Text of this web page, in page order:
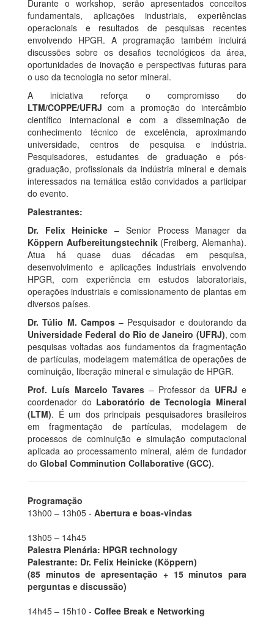
Durante o workshop, serão apresentados conceitos
fundamentais, aplicações industriais, experiências
operacionais e resultados de pesquisas recentes
envolvendo HPGR. A programação também incluirá
discussões sobre os desafios tecnológicos da área,
oportunidades de inovação e perspectivas futuras para
o uso da tecnologia no setor mineral.
A iniciativa reforça o compromisso do
LTM/COPPE/UFRJ com a promoção do intercâmbio
científico internacional e com a disseminação de
conhecimento técnico de excelência, aproximando
universidade, centros de pesquisa e indústria.
Pesquisadores, estudantes de graduação e pós-
graduação, profissionais da indústria mineral e demais
interessados na temática estão convidados a participar
do evento.
Palestrantes:
Dr. Felix Heinicke – Senior Process Manager da
Köppern Aufbereitungstechnik(Freiberg, Alemanha).
Atua há quase duas décadas em pesquisa,
desenvolvimento e aplicações industriais envolvendo
HPGR, com experiência em estudos laboratoriais,
operações industriais e comissionamento de plantas em
diversos países.
Dr. Túlio M. Campos– Pesquisador e doutorando da
Universidade Federal do Rio de Janeiro (UFRJ), com
pesquisas voltadas aos fundamentos da fragmentação
de partículas, modelagem matemática de operações de
cominuição, liberação mineral e simulação de HPGR.
Prof. Luís Marcelo Tavares – Professor da UFRJ e
coordenador do Laboratório de Tecnologia Mineral
(LTM). É um dos principais pesquisadores brasileiros
em fragmentação de partículas, modelagem de
processos de cominuição e simulação computacional
aplicada ao processamento mineral, além de fundador
do Global Comminution Collaborative (GCC).
Programação
13h00 – 13h05 - Abertura e boas-vindas
13h05 – 14h45
Palestra Plenária: HPGR technology
Palestrante: Dr. Felix Heinicke (Köppern)
(85 minutos de apresentação + 15 minutos para
perguntas e discussão)
14h45 – 15h10 - Coffee Break e Networking